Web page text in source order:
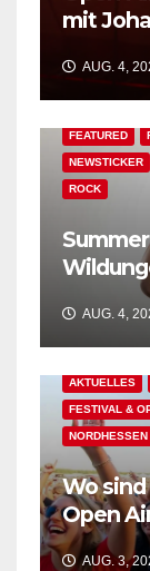
mit
AUG. 4,
FEATURED
NEWSTICKER
ROCK
AUG. 4,
AKTUELLES
FESTIVAL &
NORDHESSEN
Wo
Open
Der
AUG. 3,